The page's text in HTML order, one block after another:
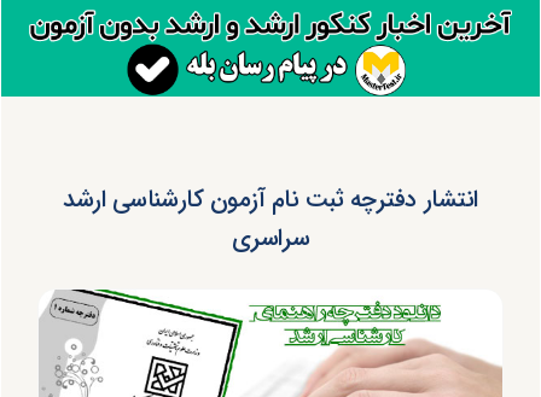
انتشار دفترچه ثبت نام آزمون کارشناسی ارشد
سراسری